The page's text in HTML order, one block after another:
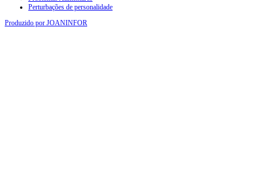
Perturbações de personalidade
Produzido por JOANINFOR